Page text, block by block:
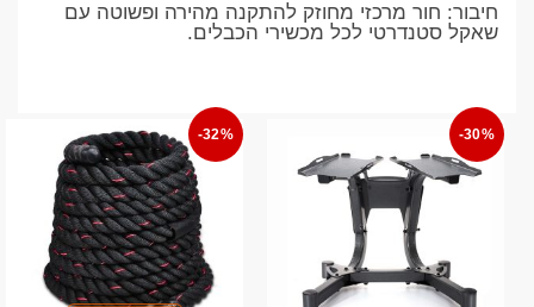
​חיבור: חור מרכזי מחוזק להתקנה מהירה ופשוטה עם
שאקל סטנדרטי לכל מכשירי הכבלים.
-30%
-32%